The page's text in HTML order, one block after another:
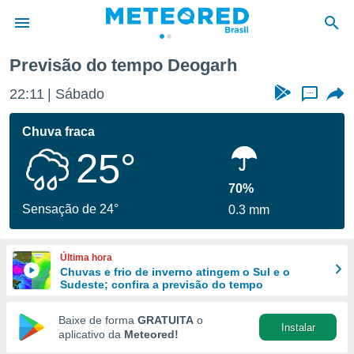
da
fornecidas
a este
das
e
forma
digital
Previsão do tempo Deogarh
22:11 Sábado ...
Chuva fraca
25°
Sensação de 24°
70%
0.3 mm
Última hora
Chuvas e frio de inverno atingem o Sul e o
Sudeste; confira a previsão do tempo
Baixe de forma GRATUITA o
aplicativo da Meteored!
Instalar